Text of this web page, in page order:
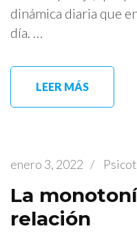
dinámica diaria que
día. …
LEER MÁS
enero 3, 2022 /
La
relación